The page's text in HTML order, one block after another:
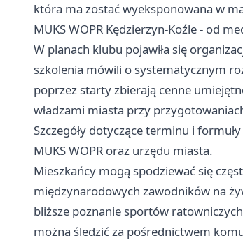
która ma zostać wyeksponowana w
MUKS WOPR Kędzierzyn-Koźle - od
W planach klubu pojawiła się
szkolenia mówili o systematycznym
poprzez starty zbierają cenne
władzami miasta przy
Szczegóły dotyczące terminu i
MUKS WOPR oraz urzędu miasta.
Mieszkańcy mogą spodziewać się
międzynarodowych zawodników na
bliższe poznanie sportów
można śledzić za pośrednictwem